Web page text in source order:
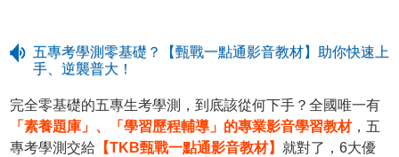
五專考學測零基礎？【甄戰一點通影音教材】助你快速上
手、逆襲普大！
完全零基礎的五專生考學測，到底該從何下手？全國唯一有
「素養題庫」、「學習歷程輔導」的專業影音學習教材，五
專考學測交給 【TKB甄戰一點通影音教材】就對了，6大優